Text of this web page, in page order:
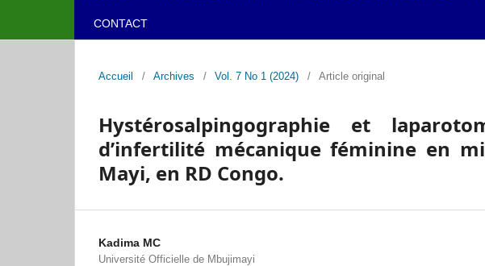
CONTACT
Accueil / Archives / Vol. 7 No 1 (2024) / Article original
Hystérosalpingographie et
d’infertilité mécanique féminine en
Mayi, en RD Congo.
Kadima MC
Université Officielle de Mbujimayi